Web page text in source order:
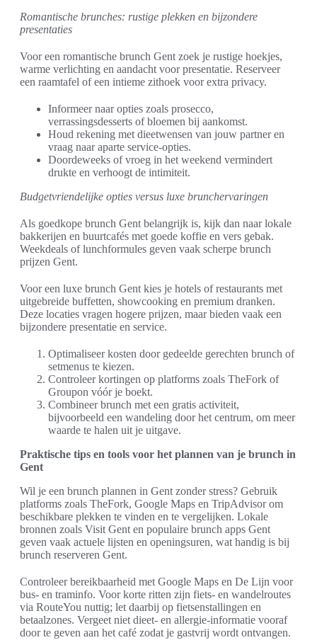
Romantische brunches: rustige plekken en bijzondere
presentaties
Voor een romantische brunch Gent zoek je rustige hoekjes,
warme verlichting en aandacht voor presentatie. Reserveer
een raamtafel of een intieme zithoek voor extra privacy.
Informeer naar opties zoals prosecco,
verrassingsdesserts of bloemen bij aankomst.
Houd rekening met dieetwensen van jouw partner en
vraag naar aparte service-opties.
Doordeweeks of vroeg in het weekend vermindert
drukte en verhoogt de intimiteit.
Budgetvriendelijke opties versus luxe brunchervaringen
Als goedkope brunch Gent belangrijk is, kijk dan naar lokale
bakkerijen en buurtcafés met goede koffie en vers gebak.
Weekdeals of lunchformules geven vaak scherpe brunch
prijzen Gent.
Voor een luxe brunch Gent kies je hotels of restaurants met
uitgebreide buffetten, showcooking en premium dranken.
Deze locaties vragen hogere prijzen, maar bieden vaak een
bijzondere presentatie en service.
Optimaliseer kosten door gedeelde gerechten brunch of
setmenus te kiezen.
Controleer kortingen op platforms zoals TheFork of
Groupon vóór je boekt.
Combineer brunch met een gratis activiteit,
bijvoorbeeld een wandeling door het centrum, om meer
waarde te halen uit je uitgave.
Praktische tips en tools voor het plannen van je brunch in
Gent
Wil je een brunch plannen in Gent zonder stress? Gebruik
platforms zoals TheFork, Google Maps en TripAdvisor om
beschikbare plekken te vinden en te vergelijken. Lokale
bronnen zoals Visit Gent en populaire brunch apps Gent
geven vaak actuele lijsten en openingsuren, wat handig is bij
brunch reserveren Gent.
Controleer bereikbaarheid met Google Maps en De Lijn voor
bus- en traminfo. Voor korte ritten zijn fiets- en wandelroutes
via RouteYou nuttig; let daarbij op fietsenstallingen en
betaalzones. Vergeet niet dieet- en allergie-informatie vooraf
door te geven aan het café zodat je gastvrij wordt ontvangen.